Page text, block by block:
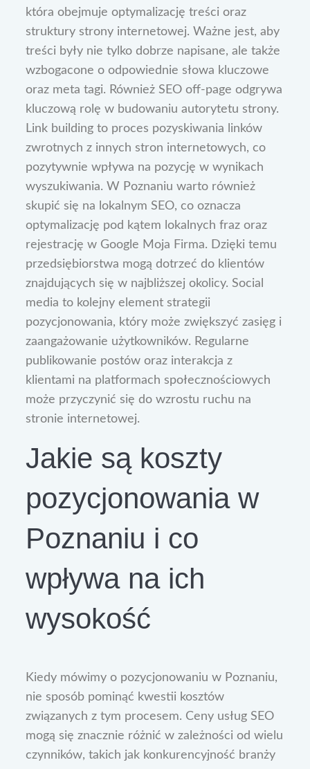
która obejmuje optymalizację treści oraz
struktury strony internetowej. Ważne jest, aby
treści były nie tylko dobrze napisane, ale także
wzbogacone o odpowiednie słowa kluczowe
oraz meta tagi. Również SEO off-page odgrywa
kluczową rolę w budowaniu autorytetu strony.
Link building to proces pozyskiwania linków
zwrotnych z innych stron internetowych, co
pozytywnie wpływa na pozycję w wynikach
wyszukiwania. W Poznaniu warto również
skupić się na lokalnym SEO, co oznacza
optymalizację pod kątem lokalnych fraz oraz
rejestrację w Google Moja Firma. Dzięki temu
przedsiębiorstwa mogą dotrzeć do klientów
znajdujących się w najbliższej okolicy. Social
media to kolejny element strategii
pozycjonowania, który może zwiększyć zasięg i
zaangażowanie użytkowników. Regularne
publikowanie postów oraz interakcja z
klientami na platformach społecznościowych
może przyczynić się do wzrostu ruchu na
stronie internetowej.
Jakie są koszty
pozycjonowania w
Poznaniu i co
wpływa na ich
wysokość
Kiedy mówimy o pozycjonowaniu w Poznaniu,
nie sposób pominąć kwestii kosztów
związanych z tym procesem. Ceny usług SEO
mogą się znacznie różnić w zależności od wielu
czynników, takich jak konkurencyjność branży